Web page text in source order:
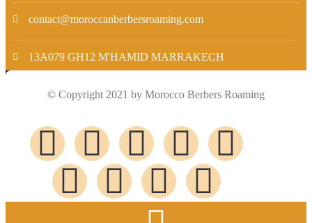
contact@moroccanberbersroaming.com
13A079 GH12 M'HAMID MARRAKECH
© Copyright 2021 by Morocco Berbers Roaming